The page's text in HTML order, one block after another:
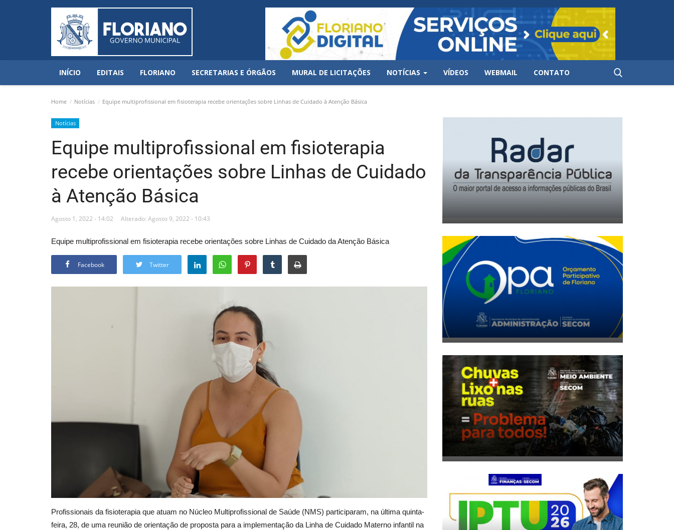
INÍCIO EDITAIS FLORIANO SECRETARIAS E ÓRGÃOS MURAL DE LICITAÇÕES NOTÍCIAS VÍDEOS WEBMAIL CONTATO
Home Notícias Equipe multiprofissional em fisioterapia recebe orientações sobre Linhas de Cuidado à Atenção Básica
Notícias
Equipe multiprofissional em fisioterapia
recebe orientações sobre Linhas de Cuidado
à Atenção Básica
Agosto 1, 2022 - 14:02 Alterado: Agosto 9, 2022 - 10:43
Equipe multiprofissional em fisioterapia recebe orientações sobre Linhas de Cuidado da Atenção Básica
Facebook Twitter
Profissionais da fisioterapia que atuam no Núcleo Multiprofissional de Saúde (NMS) participaram, na última quinta-
feira, 28, de uma reunião de orientação de proposta para a implementação da Linha de Cuidado Materno infantil na